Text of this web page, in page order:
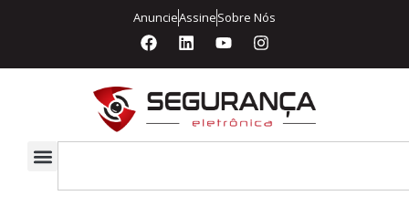
AnuncieAssineSobre Nós